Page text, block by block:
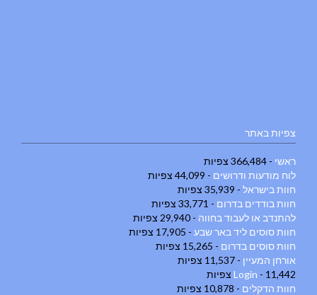
צפיות באתר
ראשי - 366,484 צפיות
לוח מודעות ודרושים - 44,099 צפיות
חוות בישראל - 35,939 צפיות
חוות בודדים בדרום - 33,771 צפיות
להתנדב או לעבוד בחווה - 29,940 צפיות
חוות סוסים ליד באר שבע - 17,905 צפיות
חוות סוסים בדרום - 15,265 צפיות
אורחן המעיין - 11,537 צפיות
Login - 11,442 צפיות
חוות הדקלים - 10,878 צפיות